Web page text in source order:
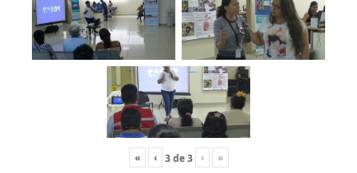
« ‹ 3de3 › »